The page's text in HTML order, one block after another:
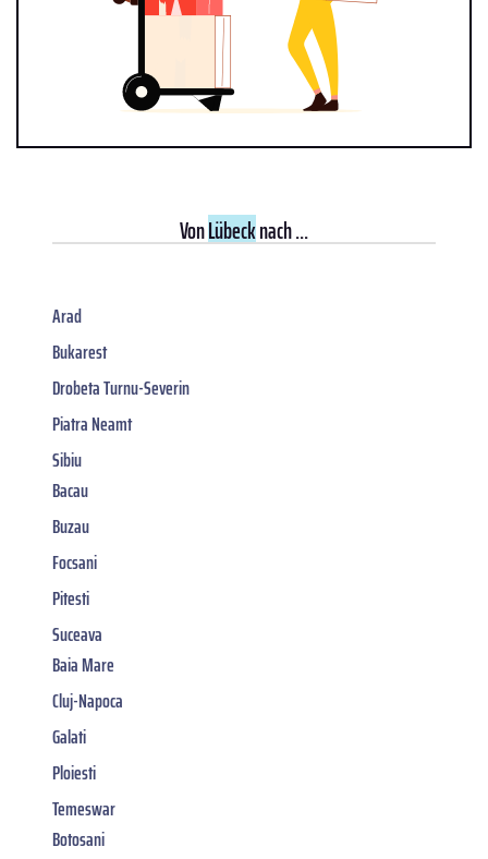
VonLübecknach ...
Arad
Bukarest
Drobeta Turnu-Severin
Piatra Neamt
Sibiu
Bacau
Buzau
Focsani
Pitesti
Suceava
Baia Mare
Cluj-Napoca
Galati
Ploiesti
Temeswar
Botosani